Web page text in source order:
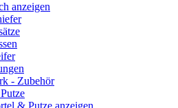
anzeigen
- Zubehör
& Putze anzeigen